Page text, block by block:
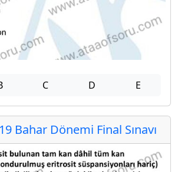
C D E
Bahar Dönemi Final Sınavı